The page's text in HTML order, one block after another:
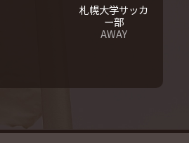
札幌大学サッカ
ー部
AWAY